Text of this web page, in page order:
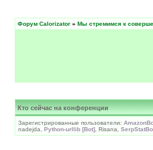
Форум Calorizator » Мы стремимся к
Кто сейчас на конференции
Зарегистрированные пользователи:
nadejda, Python-urllib [Bot] , Risana,